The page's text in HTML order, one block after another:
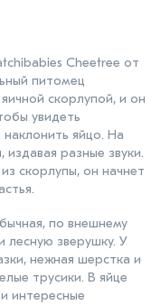
Cheetree от
питомец
скорлупой, и он
увидеть
наклонить яйцо. На
разные звуки.
скорлупы, он начнет
по внешнему
лесную зверушку. У
нежная шерстка и
трусики. В яйце
интересные